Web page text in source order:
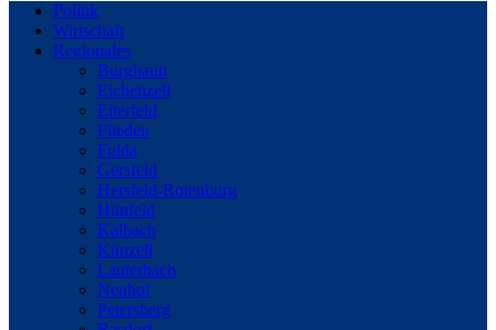
Politik
Wirtschaft
Regionales
Burghaun
Eichenzell
Eiterfeld
Flieden
Fulda
Gersfeld
Hersfeld-Rotenburg
Hünfeld
Kalbach
Künzell
Lauterbach
Neuhof
Petersberg